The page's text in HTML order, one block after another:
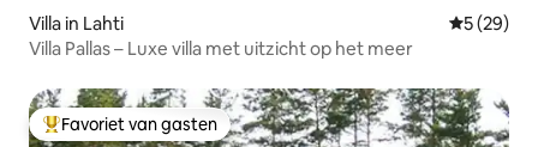
Villa in Lahti
5 (29)
Villa Pallas – Luxe villa met uitzicht op het meer
Topfavoriet van gasten
Favoriet van gasten